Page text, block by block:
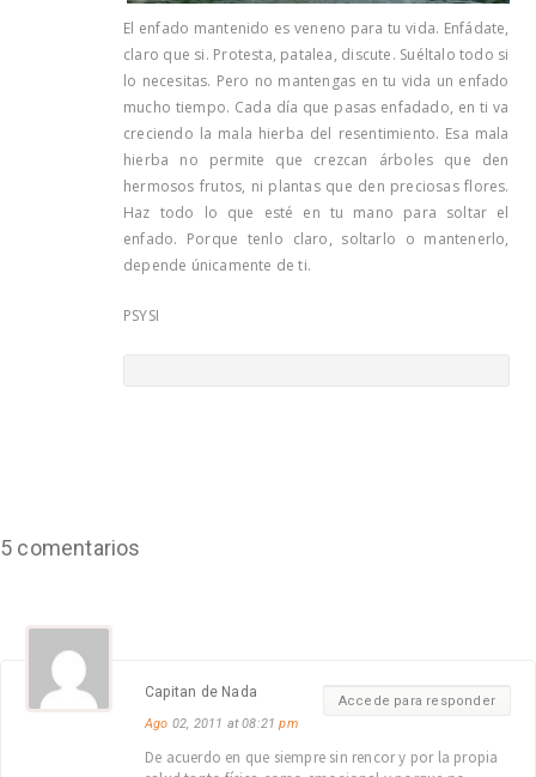
El enfado mantenido es veneno para tu vida. Enfádate,
claro que si. Protesta, patalea, discute. Suéltalo todo si
lo necesitas. Pero no mantengas en tu vida un enfado
mucho tiempo. Cada día que pasas enfadado, en ti va
creciendo la mala hierba del resentimiento. Esa mala
hierba no permite que crezcan árboles que den
hermosos frutos, ni plantas que den preciosas flores.
Haz todo lo que esté en tu mano para soltar el
enfado. Porque tenlo claro, soltarlo o mantenerlo,
depende únicamente de ti.
PSYSI
5 comentarios
Accede para responder
Capitan de Nada
Ago 02, 2011 at 08:21pm
De acuerdo en que siempre sin rencor y por la propia